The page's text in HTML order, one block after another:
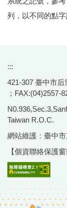
列，以不同的點
:::
421-307 臺中市
；FAX:(04)2557-
Taiwan R.O.C.
網站維護：臺中
【個資聯絡保護窗